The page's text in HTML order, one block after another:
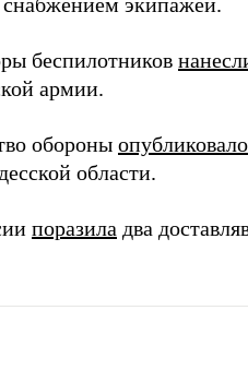
беспилотников
армии.
обороны опубликовало
области.
поразила два